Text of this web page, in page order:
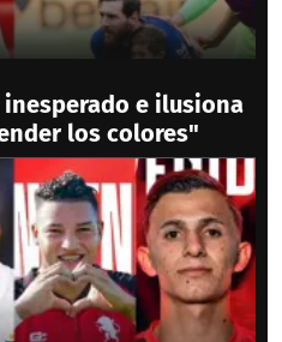
e ilusiona
los colores"